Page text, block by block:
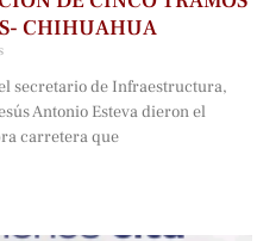
CHIHUAHUA
secretario de Infraestructura,
Antonio Esteva dieron el
carretera que